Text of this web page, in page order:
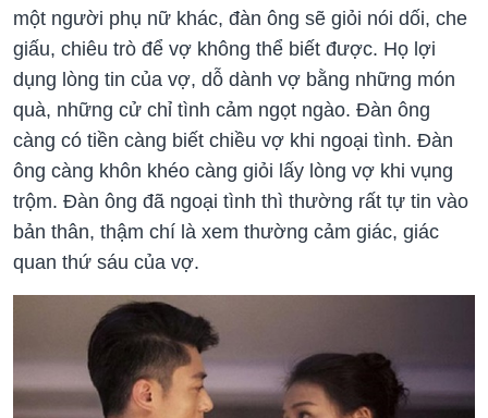
một người phụ nữ khác, đàn ông sẽ giỏi nói dối, che
giấu, chiêu trò để vợ không thể biết được. Họ lợi
dụng lòng tin của vợ, dỗ dành vợ bằng những món
quà, những cử chỉ tình cảm ngọt ngào. Đàn ông
càng có tiền càng biết chiều vợ khi ngoại tình. Đàn
ông càng khôn khéo càng giỏi lấy lòng vợ khi vụng
trộm. Đàn ông đã ngoại tình thì thường rất tự tin vào
bản thân, thậm chí là xem thường cảm giác, giác
quan thứ sáu của vợ.